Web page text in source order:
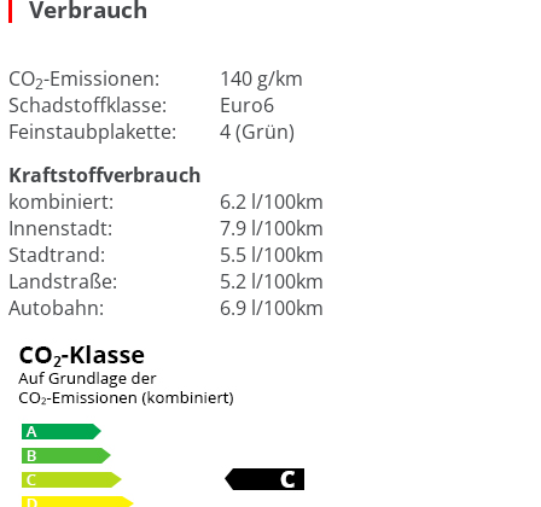
Verbrauch
CO2-Emissionen:
140 g/km
Schadstoffklasse:
Euro6
Feinstaubplakette:
4 (Grün)
Kraftstoffverbrauch
kombiniert:
6.2 l/100km
Innenstadt:
7.9 l/100km
Stadtrand:
5.5 l/100km
Landstraße:
5.2 l/100km
Autobahn:
6.9 l/100km